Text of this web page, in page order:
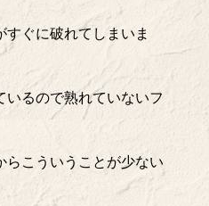
ぐに破れてしまいま
いるので熟れていないフ
らこういうことが少ない